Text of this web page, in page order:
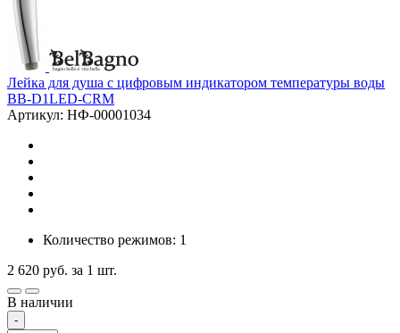
Лейка для душа с цифровым индикатором температуры воды
BB-D1LED-CRM
Артикул: НФ-00001034
Количество режимов: 1
2 620 руб. за 1 шт.
В наличии
-